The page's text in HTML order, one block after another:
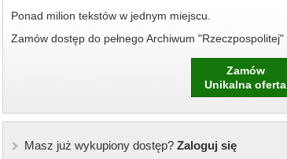
Ponad milion tekstów w jednym miejscu.
Zamów dostęp do pełnego Archiwum "Rzeczpospolitej"
Zamów
Unikalna oferta
Masz już wykupiony dostęp?Zaloguj się